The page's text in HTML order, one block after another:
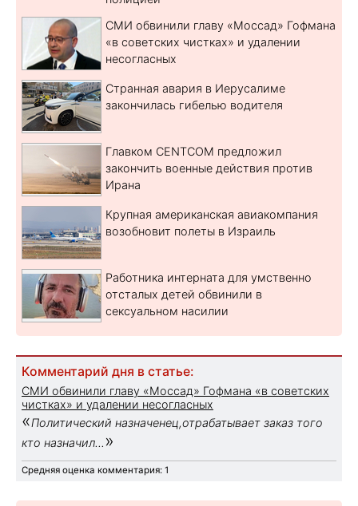
СМИ обвинили главу «Моссад» Гофмана
«в советских чистках» и удалении
несогласных
Странная авария в Иерусалиме
закончилась гибелью водителя
Главком CENTCOM предложил
закончить военные действия против
Ирана
Крупная американская авиакомпания
возобновит полеты в Израиль
Работника интерната для умственно
отсталых детей обвинили в
сексуальном насилии
Комментарий дня в статье:
СМИ обвинили главу «Моссад» Гофмана «в советских
чистках» и удалении несогласных
«Политический назначенец,отрабатывает заказ того
кто назначил... »
Средняя оценка комментария: 1